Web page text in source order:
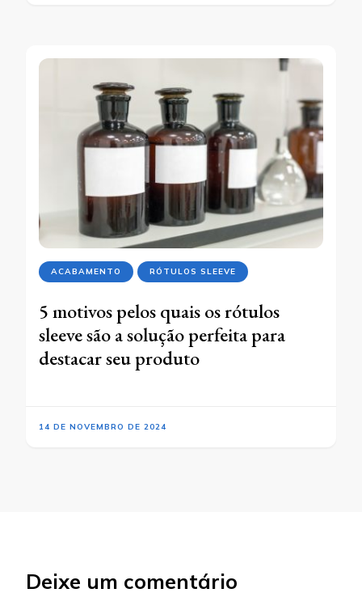
ACABAMENTO RÓTULOS SLEEVE
5 motivos pelos quais os rótulos
sleeve são a solução perfeita para
destacar seu produto
14 DE NOVEMBRO DE 2024
Deixe um comentário